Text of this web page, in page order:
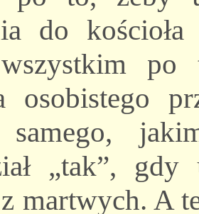
do
osobistego
samego,
„tak”,
martwych. A